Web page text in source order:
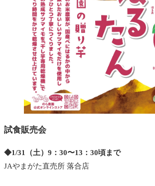
試食販売会
◆1/31（土）9：30〜13：30頃まで
JAやまがた直売所 落合店